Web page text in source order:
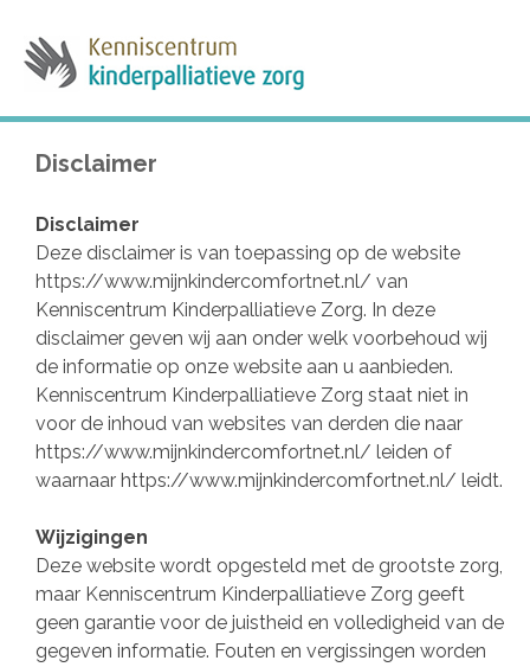
Disclaimer
Disclaimer
Deze disclaimer is van toepassing op de website
https://www.mijnkindercomfortnet.nl/ van
Kenniscentrum Kinderpalliatieve Zorg. In deze
disclaimer geven wij aan onder welk voorbehoud wij
de informatie op onze website aan u aanbieden.
Kenniscentrum Kinderpalliatieve Zorg staat niet in
voor de inhoud van websites van derden die naar
https://www.mijnkindercomfortnet.nl/ leiden of
waarnaar https://www.mijnkindercomfortnet.nl/ leidt.
Wijzigingen
Deze website wordt opgesteld met de grootste zorg,
maar Kenniscentrum Kinderpalliatieve Zorg geeft
geen garantie voor de juistheid en volledigheid van de
gegeven informatie. Fouten en vergissingen worden